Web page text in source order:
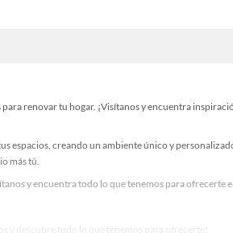
renovar tu hogar. ¡Visítanos y encuentra
espacios, creando un ambiente único y
más tú.
y encuentra todo lo que tenemos para ofrecerte
y descubre todo lo que tenemos para ofrecerte!